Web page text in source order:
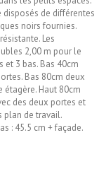
de différentes
noirs fournies.
Les
2,00 m pour le
et 3 bas. Bas 40cm
Bas 80cm deux
étagère. Haut 80cm
des deux portes et
plan de travail.
: 45.5 cm + façade.